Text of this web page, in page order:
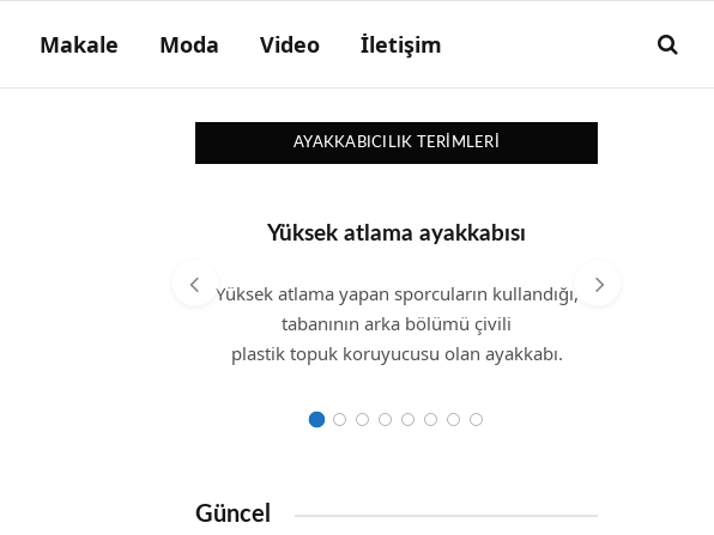
Makale Moda Video İletişim
AYAKKABICILIK TERIMLERI
Yüksek atlama ayakkabısı
Yüksek atlama yapan sporcuların kullandığı,
tabanının arka bölümü çivili
plastik topuk koruyucusu olan ayakkabı.
Güncel